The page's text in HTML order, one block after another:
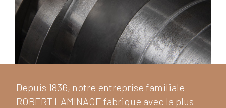
Depuis 1836, notre entreprise familiale
ROBERT LAMINAGE fabrique avec la plus